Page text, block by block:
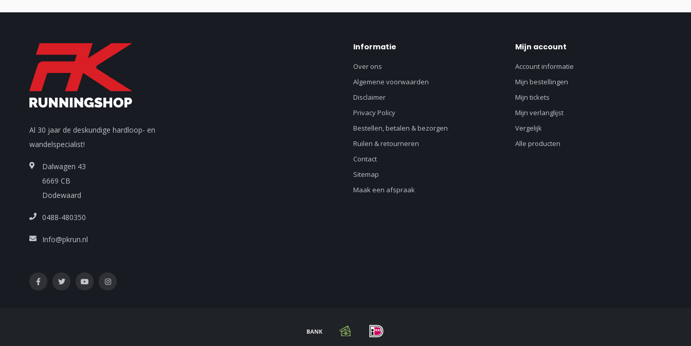
Al 30 jaar de deskundige hardloop- en
wandelspecialist!
Dalwagen 43
6669 CB
Dodewaard
0488-480350
Info@pkrun.nl
Informatie
Over ons
Algemene voorwaarden
Disclaimer
Privacy Policy
Bestellen, betalen & bezorgen
Ruilen & retourneren
Contact
Sitemap
Maak een afspraak
Mijn account
Account informatie
Mijn bestellingen
Mijn tickets
Mijn verlanglijst
Vergelijk
Alle producten